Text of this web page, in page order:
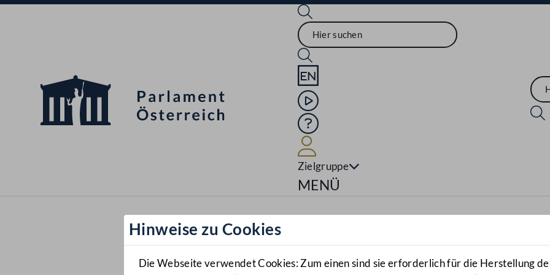
Sprache English
Mediathek
Hilfe
Zielgruppe
Navigationsmenü öffnen
MENÜ
Hinweise zu Cookies
Die Webseite verwendet Cookies: Zum einen sind sie erforderlich für die Herstellung